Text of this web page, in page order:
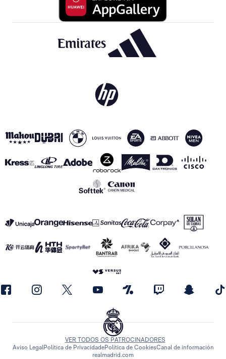
VER TODOS OS PATROCINADORES
Aviso LegalPolítica de PrivacidadePolítica de CookiesCanal de información
realmadrid.com